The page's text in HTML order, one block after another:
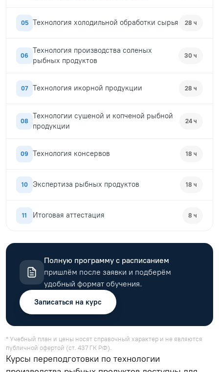
05 Технология холодильной обработки сырья 28 ч
06
Технология производства соленых
рыбных продуктов
30 ч
07 Технология икорной продукции 28 ч
08
Технологии сушеной и копченой рыбной
продукции
24 ч
09 Технология консервов 18 ч
10 Экспертиза рыбных продуктов 18 ч
11 Итоговая аттестация 8 ч
Полную программу с расписанием
пришлём после заявки и подберём
удобный формат обучения.
Записаться на курс
* Учебный план и цены носят справочный характер и не являются
публичной офертой (ст. 437 ГК РФ).
Курсы переподготовки по технологии